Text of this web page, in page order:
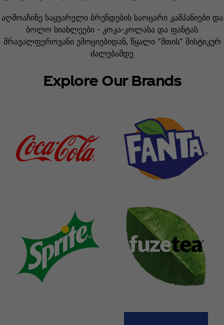
აღმოაჩინე საყვარელი ბრენდების საოცარი კამპანიები და
ბოლო სიახლეები - კოკა-კოლასა და ფანტას
მრავალფეროვანი ემოციებიდან, წყალი "მთის" მისტიკურ
ძალებამდე
Explore Our Brands